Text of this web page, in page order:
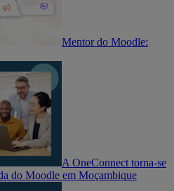
Mentor do Moodle:
A OneConnect torna-se
do Moodle em Moçambique